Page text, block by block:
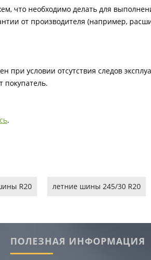
что необходимо делать для
от производителя (например,
при условии отсутствия следов
покупатель.
.
R20 летние шины 245/30 R20
ПОЛЕЗНАЯ ИНФОРМАЦИЯ